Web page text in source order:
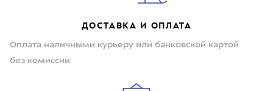
ДОСТАВКА И ОПЛАТА
Оплата наличными курьеру или банковской картой
без комиссии